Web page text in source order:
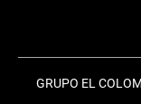
GRUPO EL